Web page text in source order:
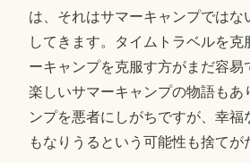
は、それはサマーキャンプではな
してきます。タイムトラベルを克
ーキャンプを克服す方がまだ容易
楽しいサマーキャンプの物語もあ
ンプを悪者にしがちですが、幸福
もなりうるという可能性も捨てが